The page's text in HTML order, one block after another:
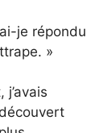
je répondu
»